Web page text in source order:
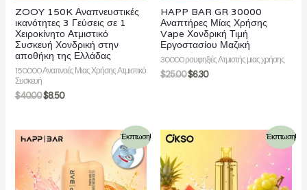
ZOOY 150K Αναπνευστικές
ικανότητες 3 Γεύσεις σε 1
Χειροκίνητο Ατμιστικό
Συσκευή Χονδρική στην
αποθήκη της Ελλάδας
150000 Αναπνοές Μιας Χρήσης Ατμιστικό
Συσκευή
$40.00$8.50
HAPP BAR GR 30000
Αναπτήρες Μίας Χρήσης
Vape Χονδρική Τιμή
Εργοστασίου Μαζική
30000 ρουφηξιές Ατμιστής μιας χρήσης
$25.00$6.30
Έκπτωση! Έκπτωση!